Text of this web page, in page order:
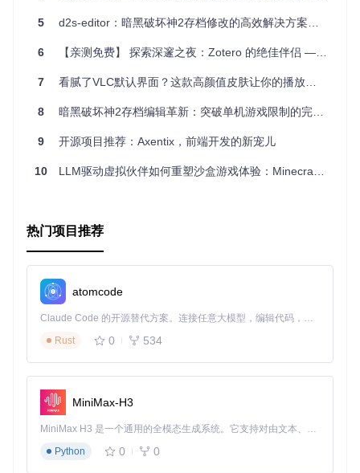
n笔记，Halcyon Theme都能提供良好的视觉体验。尤其对于
理想的选择。同时，与Material Icon Theme的集成，让文件
4、项目特点
深色背景：降低视觉疲劳，更适合长时间编程。
色彩鲜明 ：代码高亮突出，助于快速理解和定位。
广谱支持：适配多种编程语言和编辑器环境。
为了体验这款优雅的主题，只需按照项目文档进行安装，然后
在VS Code的设置中选择“Halcyon”作为颜色主题。立刻，一
个全新的编程世界将在您的指尖展开。
立即尝试Halcyon Theme
让我们一起，借助Halcyon Theme，在代码的海洋中畅游无
阻，享受编程的乐趣吧！
5 d2s-editor：暗黑破坏神2存档修改的高效解决方案全攻略
6 【亲测免费】 探索深邃之夜：Zotero 的绝佳伴侣 —— Night 插件
7 看腻了VLC默认界面？这款高颜值皮肤让你的播放器秒变艺术品✨
8 暗黑破坏神2存档编辑革新：突破单机游戏限制的完美解决方案
9 开源项目推荐：Axentix，前端开发的新宠儿
10 LLM驱动虚拟伙伴如何重塑沙盒游戏体验：Minecraft世界的AI协作革命
热门项目推荐
atomcode
Claude Code 的开源替代方案。连接任意大模型，编辑代码，运行命令，自动验证 — 全自动执行。用 Rust 构建，极致性能。 ｜ An open-source alternative to Claude Code. Connect any LLM, edit code, run commands, and verify changes — autonomously. Built in Rust for speed. Get Started
Rust
0 534
MiniMax-H3
MiniMax H3 是一个通用的全模态生成系统。它支持对由文本、图像、视频和音频组成的多模态上下文进行统一理解，并能生成分辨率高达 2K、时长可达 15 秒的带原生立体声音频的视频。得益于面向任务泛化的系统设计，H3 在预训练阶段就已具备广泛的多模态上下文理解与生成能力，能够出色地执行复杂的多模态指令。
Python
0 0